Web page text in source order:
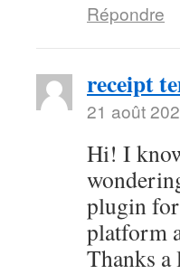
Répondre
receipt
21 août
Hi! I
plugin
platform
Thanks a